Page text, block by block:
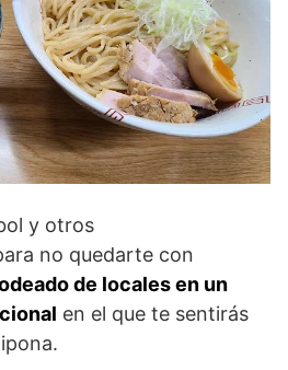
y otros
no quedarte con
de locales en un
en el que te sentirás